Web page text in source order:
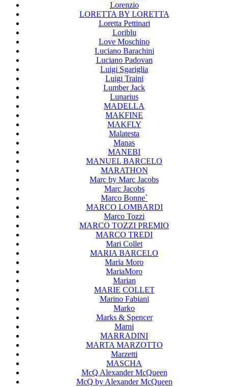
Lorenzio
LORETTA BY LORETTA
Loretta Pettinari
Loriblu
Love Moschino
Luciano Barachini
Luciano Padovan
Luigi Sgariglia
Luigi Traini
Lumber Jack
Lunarius
MADELLA
MAKFINE
MAKFLY
Malatesta
Manas
MANEBI
MANUEL BARCELO
MARATHON
Marc by Marc Jacobs
Marc Jacobs
Marco Bonne`
MARCO LOMBARDI
Marco Tozzi
MARCO TOZZI PREMIO
MARCO TREDI
Mari Collet
MARIA BARCELO
Maria Moro
MariaMoro
Marian
MARIE COLLET
Marino Fabiani
Marko
Marks & Spencer
Marni
MARRADINI
MARTA MARZOTTO
Marzetti
MASCHA
McQ Alexander McQueen
McQ by Alexander McQueen